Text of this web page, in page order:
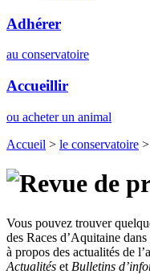
Adhérer
au conservatoire
Accueillir
ou acheter un animal
Accueil > le conservatoire >
Vous pouvez trouver
des Races d’Aquitaine
à propos des actualités de
Actualités et Bulletins